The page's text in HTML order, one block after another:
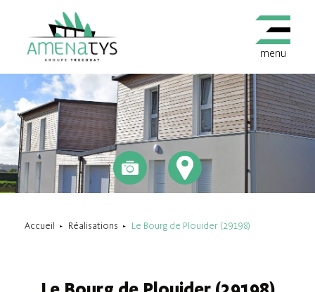
menu
Accueil Réalisations Le Bourg de Plouider (29198)